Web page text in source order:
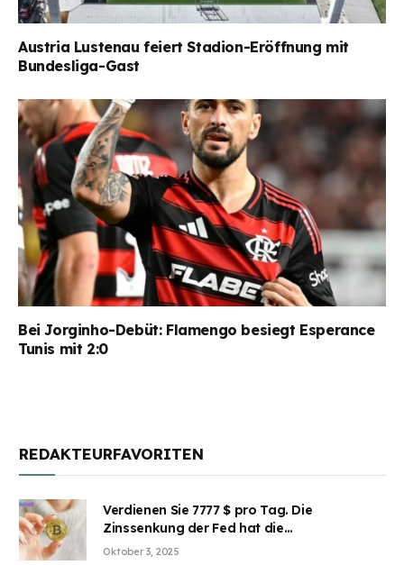
Austria Lustenau feiert Stadion-Eröffnung mit
Bundesliga-Gast
Bei Jorginho-Debüt: Flamengo besiegt Esperance
Tunis mit 2:0
REDAKTEURFAVORITEN
Verdienen Sie 7777 $ pro Tag. Die
Zinssenkung der Fed hat die
Aufmerksamkeit des Marktes erregt.
Oktober 3, 2025